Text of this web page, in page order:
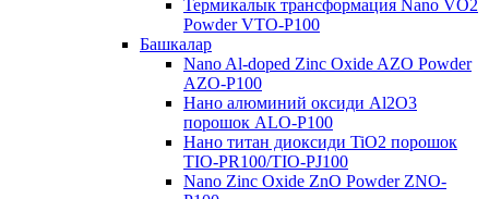
Термикалык трансформация Nano VO2
Powder VTO-P100
Башкалар
Nano Al-doped Zinc Oxide AZO Powder
AZO-P100
Нано алюминий оксиди Al2O3
порошок ALO-P100
Нано титан диоксиди TiO2 порошок
TIO-PR100/TIO-PJ100
Nano Zinc Oxide ZnO Powder ZNO-